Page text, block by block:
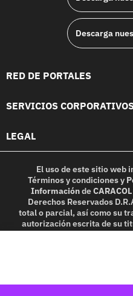
Descarga
RED DE PORTALES
SERVICIOS
LEGAL
El uso de este sitio web
Términos y condicionesy
Informaciónde
Derechos Reservados
total o parcial, así como su
autorización escrita de su